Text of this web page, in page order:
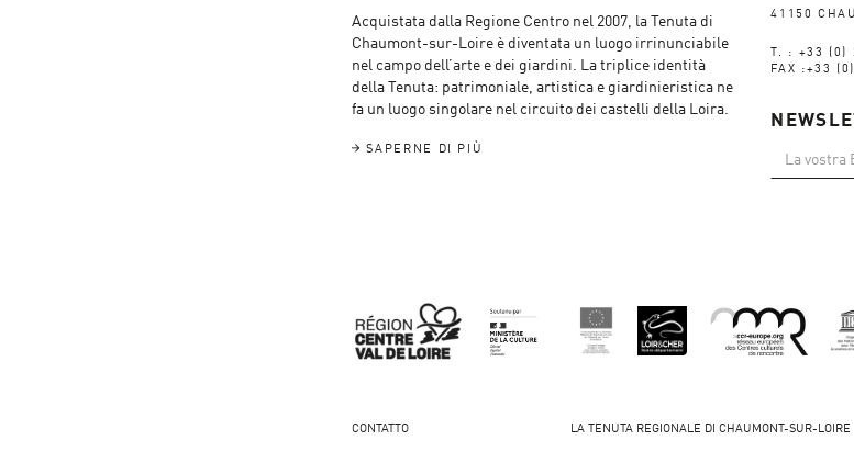
Acquistata dalla Regione Centro nel 2007, la Tenuta di
Chaumont-sur-Loire è diventata un luogo irrinunciabile
nel campo dell’arte e dei giardini. La triplice identità
della Tenuta: patrimoniale, artistica e giardinieristica ne
fa un luogo singolare nel circuito dei castelli della Loira.
SAPERNE DI PIÙ
41150
T. : +33 (0)
FAX :+33
CONTATTO LA TENUTA REGIONALE DI CHAUMONT-SUR-LOIRE